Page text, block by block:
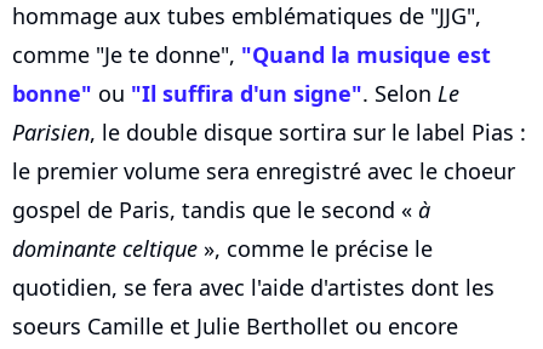
hommage aux tubes emblématiques de "JJG",
comme "Je te donne", "Quand la musique est
bonne" ou "Il suffira d'un signe". Selon Le
Parisien, le double disque sortira sur le label Pias :
le premier volume sera enregistré avec le choeur
gospel de Paris, tandis que le second « à
dominante celtique », comme le précise le
quotidien, se fera avec l'aide d'artistes dont les
soeurs Camille et Julie Berthollet ou encore